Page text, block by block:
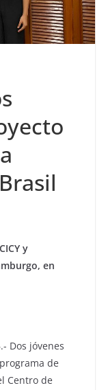
y
en
Dos jóvenes
de
Centro de